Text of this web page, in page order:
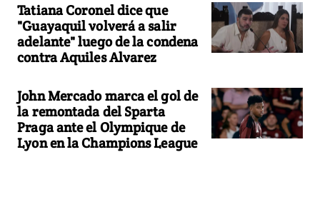
Tatiana Coronel dice que
"Guayaquil volverá a salir
adelante" luego de la condena
contra Aquiles Alvarez
John Mercado marca el gol de
la remontada del Sparta
Praga ante el Olympique de
Lyon en la Champions League